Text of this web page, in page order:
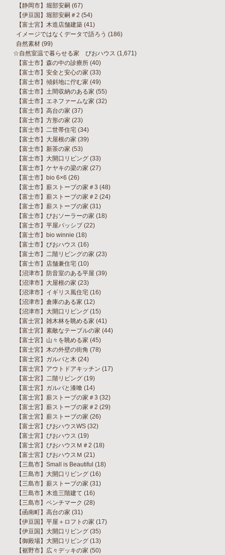
【静岡市】堀部安嗣 (67)
【伊豆国】堀部安嗣＃2 (54)
【富士宮】木造店舗建築 (41)
イメージではなくデータで語ろう (186)
自然素材 (99)
☆自然室温で暮らせる家 びおハウス (1,671)
【富士市】森の中の診療所 (40)
【富士市】安全と安心の家 (33)
【富士市】傾斜地に佇む家 (49)
【富士市】土間収納のある家 (55)
【富士市】エネファームな家 (32)
【富士市】高台の家 (37)
【富士市】方形の家 (23)
【富士市】二世帯住宅 (34)
【富士市】大屋根の家 (39)
【富士市】新茶の家 (53)
【富士市】大開口リビング (33)
【富士市】ケヤキの梁の家 (27)
【富士市】bio 6×6 (26)
【富士市】薪ストーブの家＃3 (48)
【富士市】薪ストーブの家＃2 (24)
【富士市】薪ストーブの家 (31)
【富士市】びおソーラーの家 (18)
【富士市】平屋パッシブ (22)
【富士市】bio winnie (18)
【富士市】びおハウス (16)
【富士市】二階リビングの家 (23)
【富士市】店舗兼住宅 (10)
【沼津市】防音室のある平屋 (39)
【沼津市】大屋根の家 (23)
【沼津市】イギリス風住宅 (16)
【沼津市】倉庫のある家 (12)
【沼津市】大開口リビング (15)
【富士宮】雑木林を眺める家 (41)
【富士宮】素敵なテーブルの家 (44)
【富士宮】山々を眺める家 (45)
【富士宮】木の外壁の街角 (78)
【富士宮】ガルバと木 (24)
【富士宮】アウトドアキッチン (17)
【富士宮】二階リビング (19)
【富士宮】ガルバと漆喰 (14)
【富士宮】薪ストーブの家＃3 (32)
【富士宮】薪ストーブの家＃2 (29)
【富士宮】薪ストーブの家 (26)
【富士宮】びおハウスWS (32)
【富士宮】びおハウス (19)
【富士宮】びおハウスＭ＃2 (18)
【富士宮】びおハウスＭ (21)
【三島市】Small is Beautiful (18)
【三島市】大開口リビング (16)
【三島市】薪ストーブの家 (31)
【三島市】木造三階建て (16)
【三島市】ベンチマーク (28)
【函南町】高台の家 (31)
【伊豆国】平屋＋ロフトの家 (17)
【伊豆国】大開口リビング (35)
【御殿場】大開口リビング (13)
【裾野市】広々デッキの家 (50)